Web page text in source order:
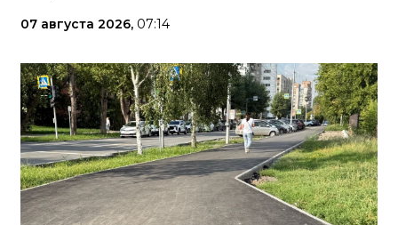
07 августа 2026, 07:14